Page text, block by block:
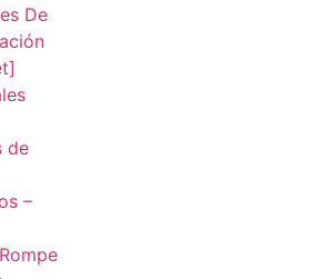
De
de
–